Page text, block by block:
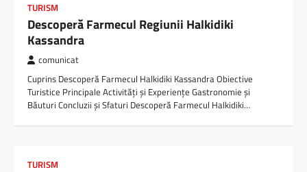
TURISM
Descoperă Farmecul Regiunii Halkidiki
Kassandra
comunicat
Cuprins Descoperă Farmecul Halkidiki Kassandra Obiective
Turistice Principale Activități și Experiențe Gastronomie și
Băuturi Concluzii și Sfaturi Descoperă Farmecul Halkidiki…
TURISM